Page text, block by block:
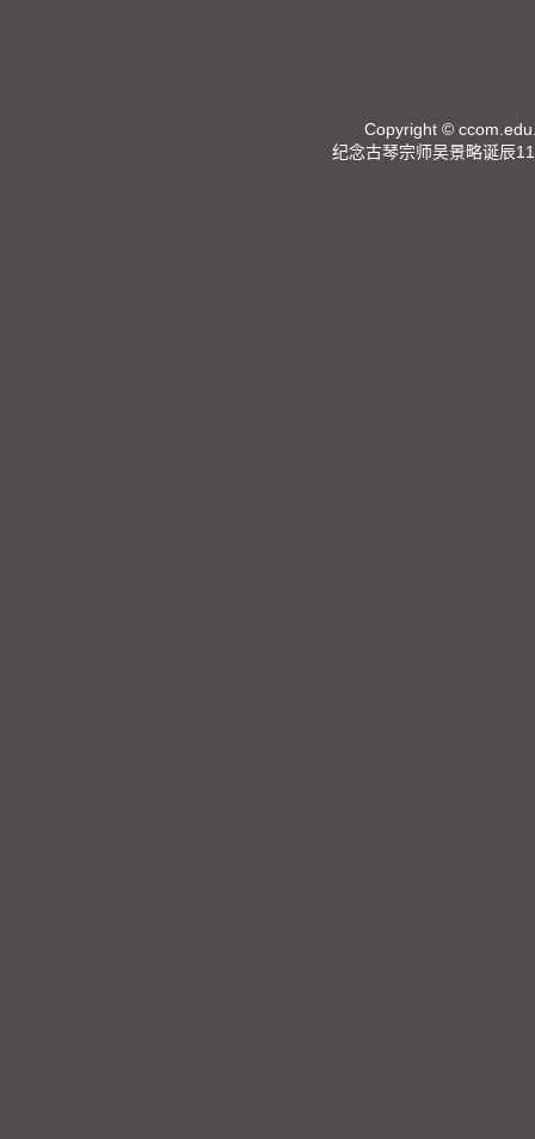
Copyright ©
纪念古琴宗师吴景略诞辰